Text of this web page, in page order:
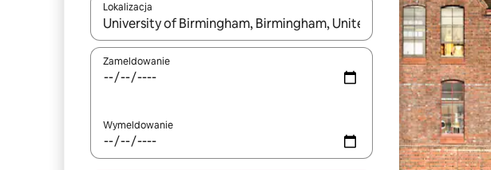
Lokalizacja
Gdy wyniki będą dostępne, możesz poruszać się po nich za pomocą
Zameldowanie
Wymeldowanie